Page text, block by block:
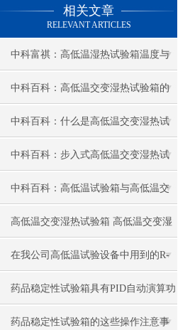
相关文章
RELEVANT ARTICLES
中科富祺：高低温湿热试验箱温度与
湿度范围选择的注意事项解析
中科百科：高低温交变湿热试验箱的
核心功能解析
中科百科：什么是高低温交变湿热试
验箱的关键技术指标?
中科百科：步入式高低温交变湿热试
验箱空气循环的设计
中科百科：高低温试验箱与高低温交
变湿热试验箱的区别
高低温交变湿热试验箱 高低温交变湿
热试验箱特点介绍
在我公司高低温试验设备中用到的R-
23制冷剂特性
药品稳定性试验箱具有PID自动演算功
能
药品稳定性试验箱的这些操作注意事